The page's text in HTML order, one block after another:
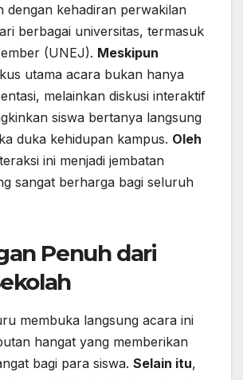
dengan kehadiran perwakilan
berbagai universitas, termasuk
(UNEJ). Meskipun
utama acara bukan hanya
melainkan diskusi interaktif
siswa bertanya langsung
duka kehidupan kampus. Oleh
ini menjadi jembatan
sangat berharga bagi seluruh
Penuh dari
membuka langsung acara ini
hangat yang memberikan
bagi para siswa. Selain itu,